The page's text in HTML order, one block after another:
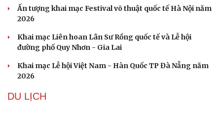
Đức tăng tốc chương trình UAV chiến đấu thông qua hợp
tác với Rolls-Royce
Tên lửa đạn đạo Nga khoét sâu lỗ hổng phòng không
Ukraine
Ban hành danh mục trang thiết bị phục vụ ứng phó tình
trạng khẩn cấp
Vì sao ông Trump “nóng mặt” trước tin Mỹ thiếu tên